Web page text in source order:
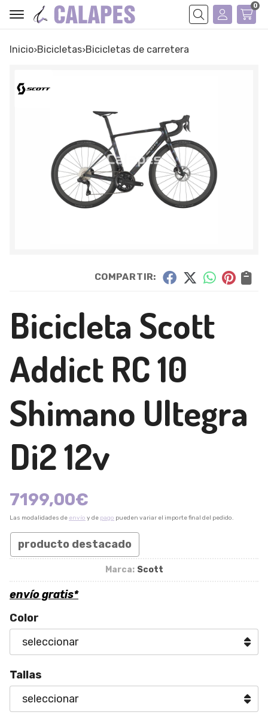
Buscar
0
Inicio bicicletas bicicletas de carretera
COMPARTIR:
Bicicleta Scott
Addict RC 10
Shimano Ultegra
Di2 12v
7199,00€
Las modalidades de envío y de pago pueden variar el importe final del pedido.
producto destacado
Marca: Scott
envío gratis*
Color
Tallas